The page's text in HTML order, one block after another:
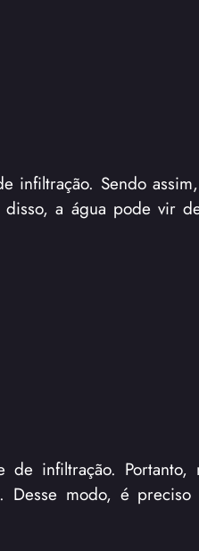
infiltração. Sendo
a água pode vir
infiltração. Portanto,
modo, é preciso